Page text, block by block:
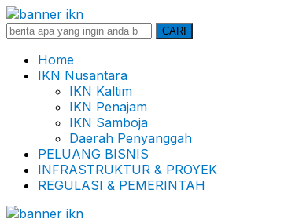
Search
CARI
Home
IKN Nusantara
IKN Kaltim
IKN Penajam
IKN Samboja
Daerah Penyanggah
PELUANG BISNIS
INFRASTRUKTUR & PROYEK
REGULASI & PEMERINTAH